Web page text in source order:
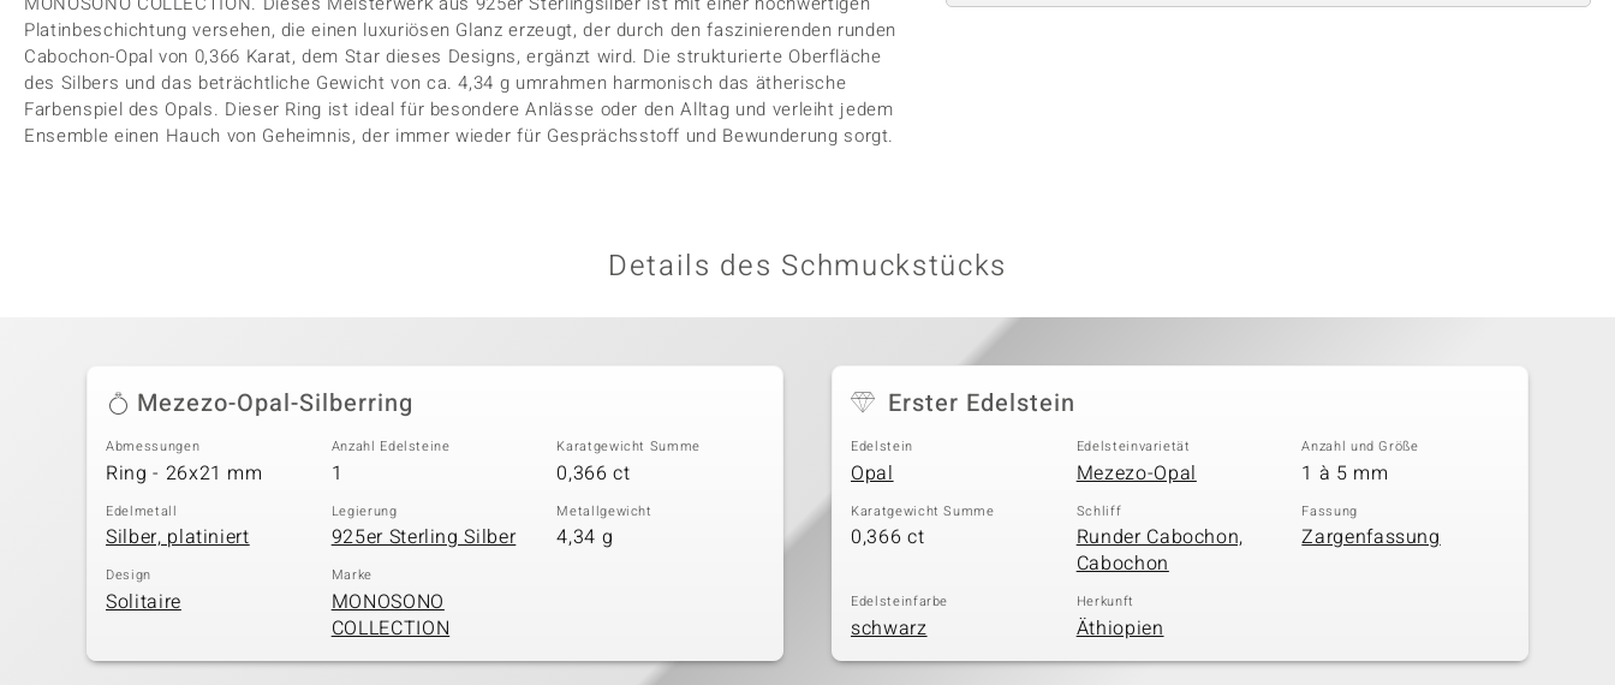
Platinbeschichtung versehen, die einen luxuriösen Glanz erzeugt, der durch den faszinierenden runden
Cabochon-Opal von 0,366 Karat, dem Star dieses Designs, ergänzt wird. Die strukturierte Oberfläche
des Silbers und das beträchtliche Gewicht von ca. 4,34 g umrahmen harmonisch das ätherische
Farbenspiel des Opals. Dieser Ring ist ideal für besondere Anlässe oder den Alltag und verleiht jedem
Ensemble einen Hauch von Geheimnis, der immer wieder für Gesprächsstoff und Bewunderung sorgt.
Details des Schmuckstücks
Mezezo-Opal-Silberring
Abmessungen
Ring - 26x21 mm
Anzahl Edelsteine
1
Karatgewicht Summe
0,366 ct
Edelmetall
Silber, platiniert
Legierung
925er Sterling Silber
Metallgewicht
4,34 g
Design
Solitaire
Marke
MONOSONO
COLLECTION
Erster Edelstein
Edelstein
Opal
Edelsteinvarietät
Mezezo-Opal
Anzahl und Größe
1 à 5 mm
Karatgewicht Summe
0,366 ct
Schliff
Runder Cabochon,
Cabochon
Fassung
Zargenfassung
Edelsteinfarbe
schwarz
Herkunft
Äthiopien